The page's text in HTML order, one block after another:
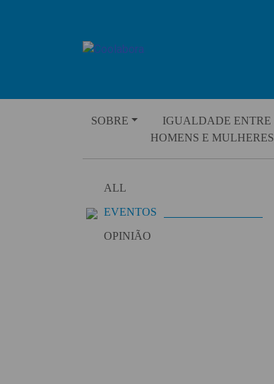
SOBRE
IGUALDADE ENTRE
HOMENS E MULHERES
ALL
EVENTOS
OPINIÃO